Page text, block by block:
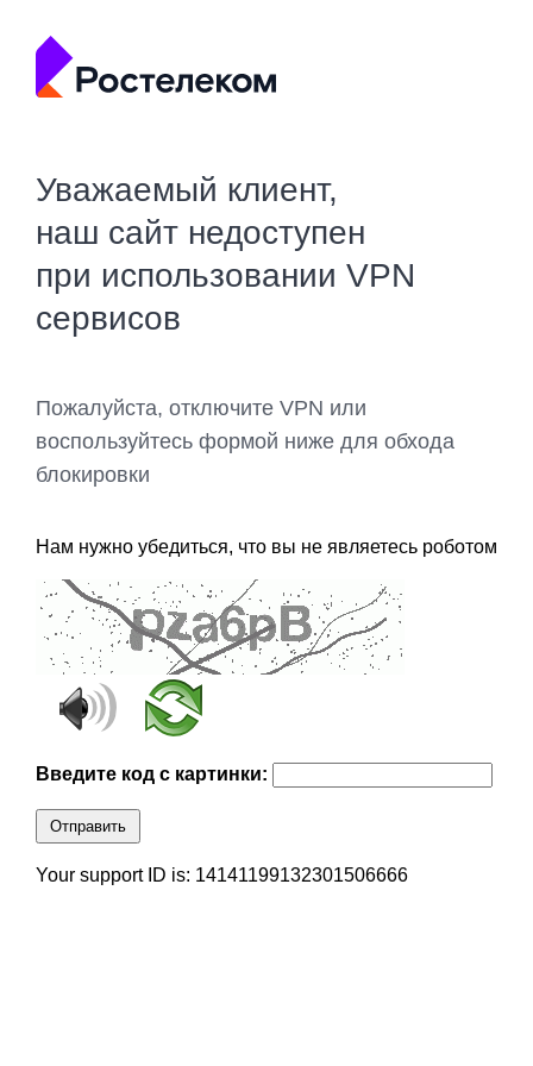
Уважаемый клиент,
наш сайт недоступен
при использовании VPN
сервисов
Пожалуйста, отключите VPN или
воспользуйтесь формой ниже для обхода
блокировки
Нам нужно убедиться, что вы не являетесь роботом
Введите код с картинки:
Отправить
Your support ID is: 14141199132301506666